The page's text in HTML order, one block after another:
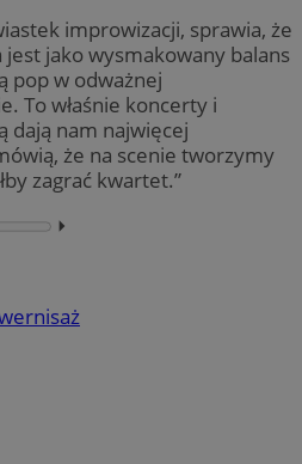
improwizacji, sprawia, że
jako wysmakowany balans
pop w odważnej
To właśnie koncerty i
dają nam najwięcej
że na scenie tworzymy
zagrać kwartet.”
⏵︎